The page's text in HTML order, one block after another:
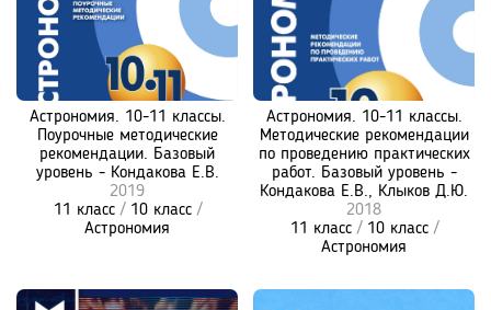
Астрономия. 10-11 классы.
Поурочные методические
рекомендации. Базовый
уровень - Кондакова Е.В.
2019
11 класс/ 10 класс/
Астрономия
Астрономия. 10-11 классы.
Методические рекомендации
по проведению практических
работ. Базовый уровень -
Кондакова Е.В., Клыков Д.Ю.
2018
11 класс/ 10 класс/
Астрономия